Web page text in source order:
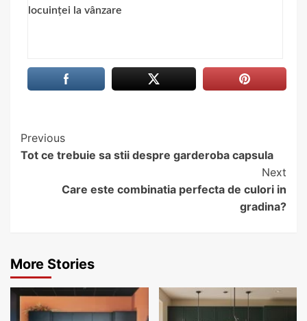
locuinței la vânzare
Continue
Reading
Previous
Tot ce trebuie sa stii despre garderoba capsula
Next
Care este combinatia perfecta de culori in
gradina?
More Stories